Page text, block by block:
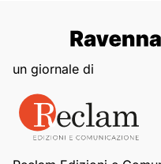
un giornale di